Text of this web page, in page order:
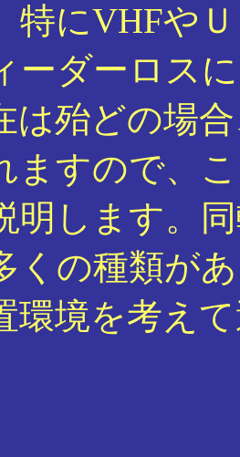
特にVHFや
ーダーロス
は殆どの場
ますので、
明します。
くの種類が
環境を考え